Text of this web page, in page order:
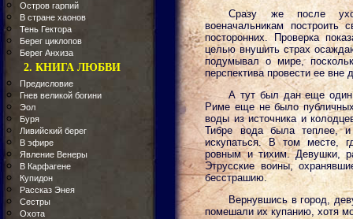
Остров гарпий
В стране хаонов
Тень Гектора
Берег циклопов
Берег Анхиза
2. КНИГА ЛЮБВИ
Предисловие
Гнев великой богини
Эол
Буря
Ливийский берег
В эфире
Явление Венеры
В Карфагене
Купидон
Рассказ Энея
Сестры
Охота
Сразу же после
военачальникам построить
посторонних. Проверка
целью внушить страх
подумывал о мире,
перспектива провести ее вне
А тут был дан еще один
Риме еще не было
воды из источника и
Тибре вода была теплее,
искупаться. В том месте,
ровным и тихим. Девушки,
Этрусские воины,
бесстрашию.
Вернувшись в город,
помешали их купанию, хотя